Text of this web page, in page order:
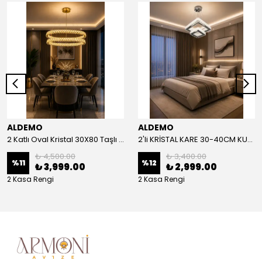
ALDEMO
2 Katlı Oval Kristal 30X80 Taşlı KUMANDALI Led Avize
%11
₺ 4,500.00
₺ 3,999.00
2 Kasa Rengi
ALDEMO
2'li KRİSTAL KARE 30-40CM KUMANDALI LED AVİZE
%12
₺ 3,400.00
₺ 2,999.00
2 Kasa Rengi